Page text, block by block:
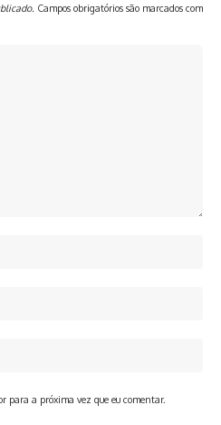
Campos obrigatórios são marcados com
para a próxima vez que eu comentar.